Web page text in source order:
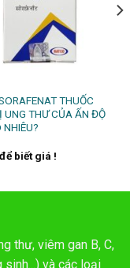
THUỐC
UNG THƯ CỦA ẤN ĐỘ
NHIÊU?
biết giá !
thư, viêm gan B, C,
sinh...) và các loại